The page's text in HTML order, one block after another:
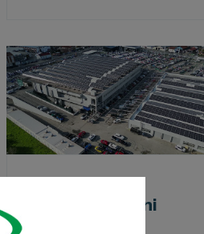
Celebriamo
l’Ambiente ogni